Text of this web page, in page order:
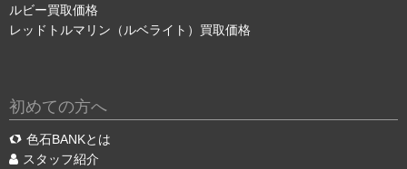
ルビー買取価格
レッドトルマリン（ルベライト）買取価格
初めての方へ
色石BANKとは
スタッフ紹介